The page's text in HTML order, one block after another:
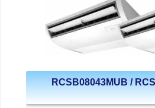
RCSB08043MUB /